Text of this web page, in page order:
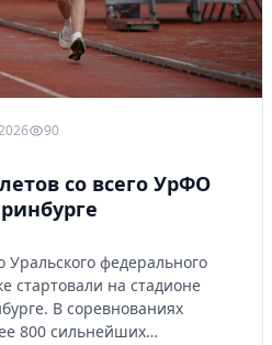
90
со всего УрФО
федерального
стартовали на стадионе
В соревнованиях
800 сильнейших